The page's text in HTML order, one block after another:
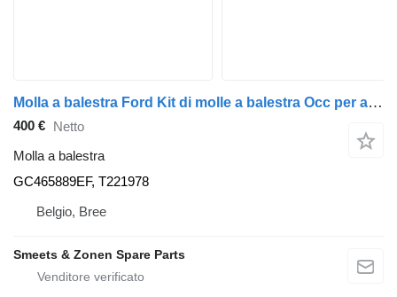
Molla a balestra Ford Kit di molle a balestra Occ per assale posteriore sinistro GC465889EF per camion
400 € Netto
Molla a balestra
GC465889EF, T221978
Belgio, Bree
Smeets & Zonen Spare Parts